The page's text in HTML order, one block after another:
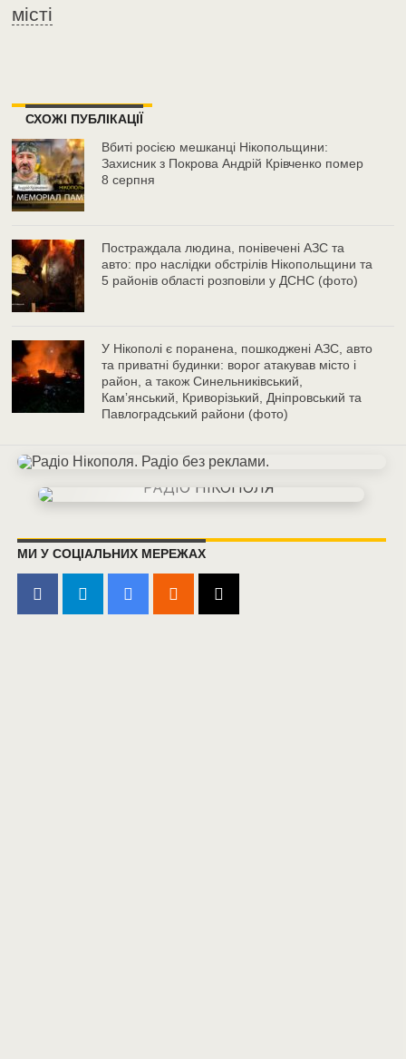
місті
СХОЖІ ПУБЛІКАЦІЇ
Вбиті росією мешканці Нікопольщини:
Захисник з Покрова Андрій Крівченко помер
8 серпня
Постраждала людина, понівечені АЗС та
авто: про наслідки обстрілів Нікопольщини та
5 районів області розповіли у ДСНС (фото)
У Нікополі є поранена, пошкоджені АЗС, авто
та приватні будинки: ворог атакував місто і
район, а також Синельниківський,
Камʼянський, Криворізький, Дніпровський та
Павлоградський райони (фото)
МИ У СОЦІАЛЬНИХ МЕРЕЖАХ